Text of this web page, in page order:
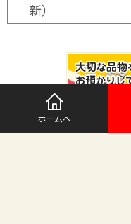
新）
ホームへ